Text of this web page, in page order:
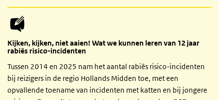
Kijken, kijken, niet aaien! Wat we kunnen leren van 12 jaar
rabiës risico-incidenten
Tussen 2014 en 2025 nam het aantal rabiës risico-incidenten
bij reizigers in de regio Hollands Midden toe, met een
opvallende toename van incidenten met katten en bij jongere